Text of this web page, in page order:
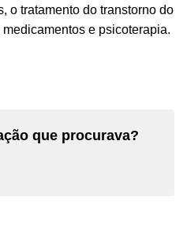
o tratamento do transtorno do
e psicoterapia.
que procurava?